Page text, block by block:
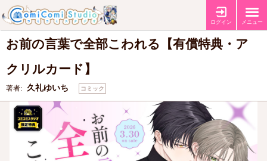
ログイン メニュー
特典 【有償特典・『お前の言葉で全部こわれる』アクリルカード】
【コミコ
ミ特典マンガペーパー】
お前の言葉で全部こわれる【有償特典・ア
クリルカード】
著者: 久礼ゆいち コミック